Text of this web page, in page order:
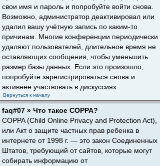
свои имя и пароль и попробуйте войти снова.
Возможно, администратор деактивировал или
удалил вашу учётную запись по каким-то
причинам. Многие конференции периодически
удаляют пользователей, длительное время не
оставляющих сообщения, чтобы уменьшить
размер базы данных. Если это произошло,
попробуйте зарегистрироваться снова и
активнее участвовать в дискуссиях.
Вернуться к началу
faq#07 » Что такое COPPA?
COPPA (Child Online Privacy and Protection Act),
или Акт о защите частных прав ребенка в
интернете от 1998 г. — это закон Соединенных
Штатов, требующий от сайтов, которые могут
собирать информацию от